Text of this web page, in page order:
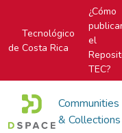
Tecnológico
de Costa Rica
¿Cómo
el
TEC?
Communities
& Collections